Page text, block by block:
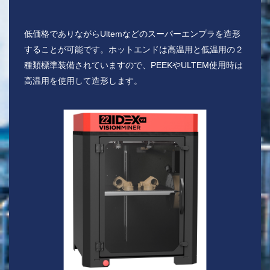
低価格でありながらUltemなどのスーパーエンプラを造形
することが可能です。ホットエンドは高温用と低温用の２
種類標準装備されていますので、PEEKやULTEM使用時は
高温用を使用して造形します。